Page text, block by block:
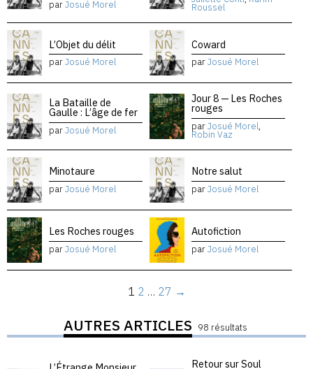
parJosué Morel Roussel
L’Objet du délit
parJosué Morel
Coward
parJosué Morel
La Bataille de
Gaulle : L’âge de fer
parJosué Morel
Jour 8 — Les Roches
rouges
parJosué Morel,
Robin Vaz
Minotaure
parJosué Morel
Notre salut
parJosué Morel
Les Roches rouges
parJosué Morel
Autofiction
parJosué Morel
1 2 … 27 →
AUTRES ARTICLES 98 résultats
Retour sur Soul